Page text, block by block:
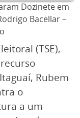
Dozinete em
Bacellar –
(TSE),
Rubem
o
a um